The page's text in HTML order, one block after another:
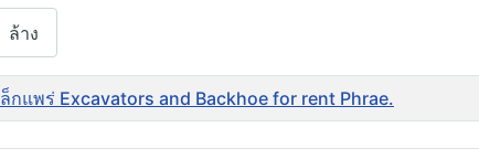
ล้าง
แพร่ Excavators and Backhoe for rent Phrae.